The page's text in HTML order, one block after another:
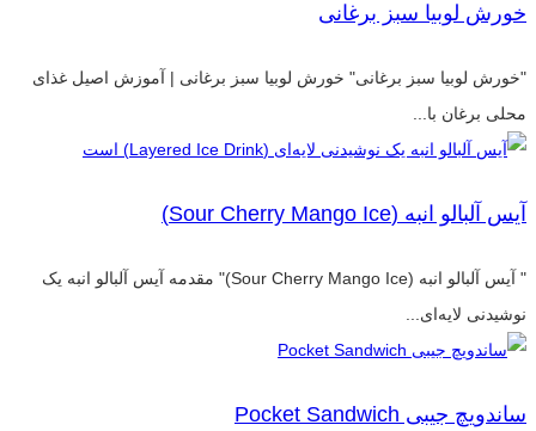
خورش لوبیا سبز برغانی
"خورش لوبیا سبز برغانی" خورش لوبیا سبز برغانی | آموزش اصیل غذای
محلی برغان با...
آیس آلبالو انبه (Sour Cherry Mango Ice)
" آیس آلبالو انبه (Sour Cherry Mango Ice)" مقدمه آیس آلبالو انبه یک
نوشیدنی لایه‌ای...
ساندویچ جیبی Pocket Sandwich